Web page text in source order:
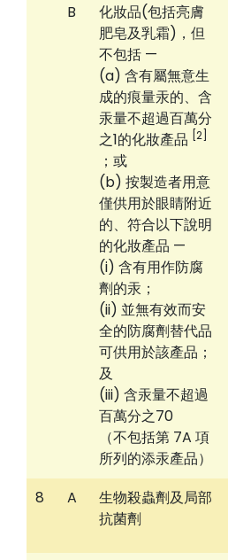
B
化妝品(包括亮膚
肥皂及乳霜)，但
不包括 —
(a) 含有屬無意生
成的痕量汞的、含
汞量不超過百萬分
之1的化妝產品 [2]
；或
(b) 按製造者用意
僅供用於眼睛附近
的、符合以下說明
的化妝產品 —
(i) 含有用作防腐
劑的汞；
(ii) 並無有效而安
全的防腐劑替代品
可供用於該產品；
及
(iii) 含汞量不超過
百萬分之70
（不包括第 7A 項
所列的添汞產品）
8 A
生物殺蟲劑及局部
抗菌劑